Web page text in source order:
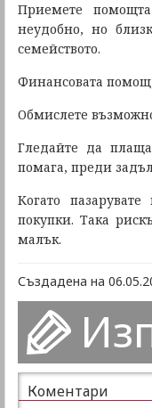
Приемете
неудобно, но
семейството.
Финансовата
Обмислете
Гледайте да
помага, преди
Когато
покупки. Така
малък.
Създадена на
Коментари